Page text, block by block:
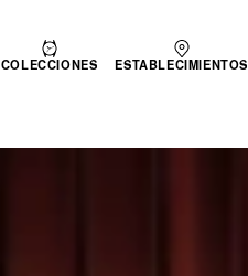
COLECCIONES ESTABLECIMIENTOS